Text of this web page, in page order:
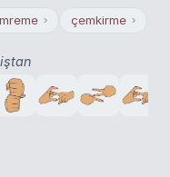
› çemkirme ›